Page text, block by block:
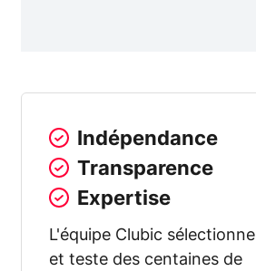
Indépendance
Transparence
Expertise
L'équipe Clubic sélectionne
et teste des centaines de